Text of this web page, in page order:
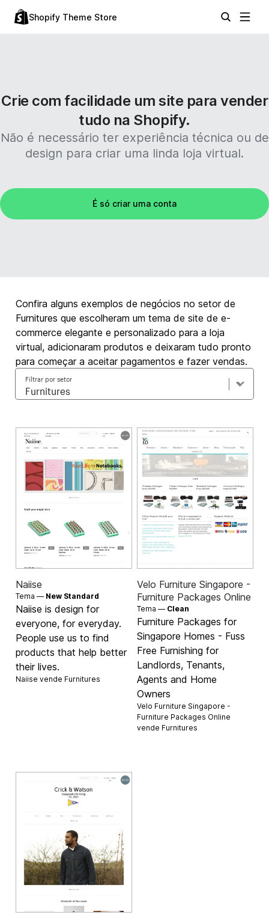
Shopify Theme Store
Crie com facilidade um site para vender
tudo na Shopify.
Não é necessário ter experiência técnica ou de
design para criar uma linda loja virtual.
É só criar uma conta
Confira alguns exemplos de negócios no setor de
Furnitures que escolheram um tema de site de e-
commerce elegante e personalizado para a loja
virtual, adicionaram produtos e deixaram tudo pronto
para começar a aceitar pagamentos e fazer vendas.
Filtrar por setor
Naiise
Tema — New Standard
Naiise is design for
everyone, for everyday.
People use us to find
products that help better
their lives.
Naiise vende Furnitures
Velo Furniture Singapore -
Furniture Packages Online
Tema — Clean
Furniture Packages for
Singapore Homes - Fuss
Free Furnishing for
Landlords, Tenants,
Agents and Home
Owners
Velo Furniture Singapore -
Furniture Packages Online
vende Furnitures